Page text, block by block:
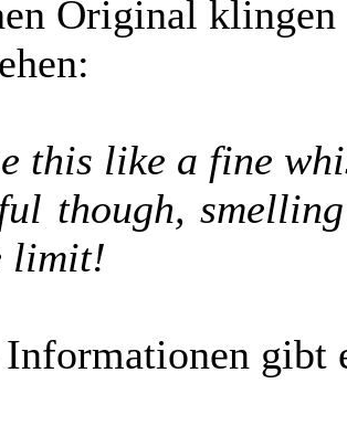
Original
this like a fine
though,
limit!
gibt